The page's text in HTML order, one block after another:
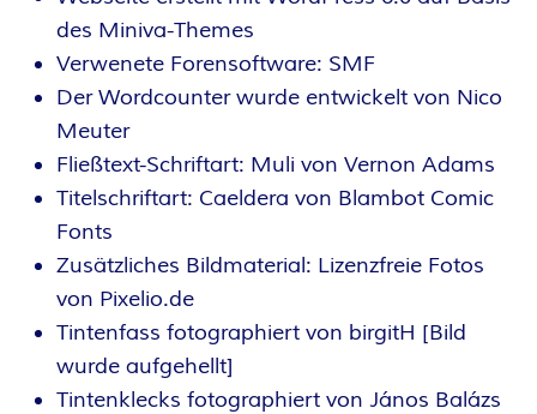
I
N
N
E
N
K
des Miniva-Themes
Verwenete Forensoftware: SMF
Der Wordcounter wurde entwickelt von Nico
Meuter
Fließtext-Schriftart: Muli von Vernon Adams
Titelschriftart: Caeldera von Blambot Comic
Fonts
Zusätzliches Bildmaterial: Lizenzfreie Fotos
von Pixelio.de
Tintenfass fotographiert von birgitH [Bild
wurde aufgehellt]
Tintenklecks fotographiert von János Balázs